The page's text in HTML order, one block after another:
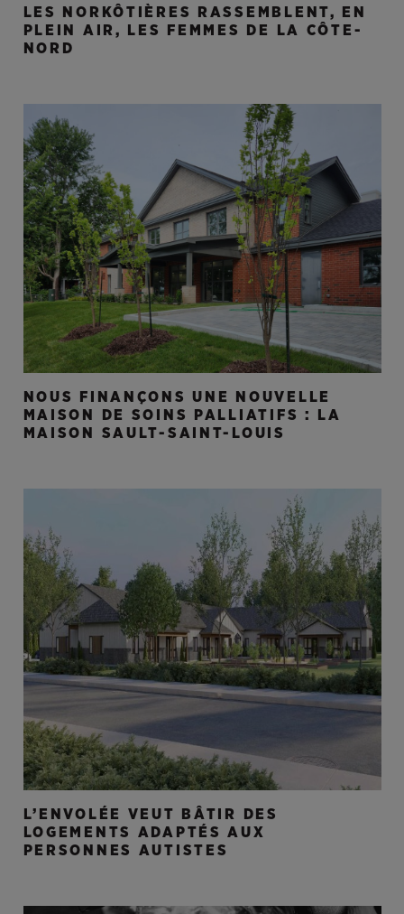
LES NORKÔTIÈRES RASSEMBLENT, EN
PLEIN AIR, LES FEMMES DE LA CÔTE-
NORD
NOUS FINANÇONS UNE NOUVELLE
MAISON DE SOINS PALLIATIFS : LA
MAISON SAULT-SAINT-LOUIS
L’ENVOLÉE VEUT BÂTIR DES
LOGEMENTS ADAPTÉS AUX
PERSONNES AUTISTES